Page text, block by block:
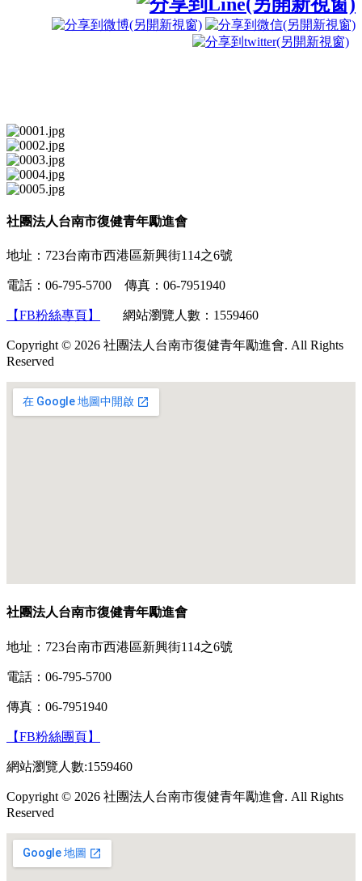
社團法人台南市復健青年勵進會
地址：723台南市西港區新興街114之6號
電話：06-795-5700 傳真：06-7951940
【FB粉絲專頁】 網站瀏覽人數：1559460
Copyright © 2026 社團法人台南市復健青年勵進會. All Rights
Reserved
社團法人台南市復健青年勵進會
地址：723台南市西港區新興街114之6號
電話：06-795-5700
傳真：06-7951940
【FB粉絲團頁】
網站瀏覽人數:1559460
Copyright © 2026 社團法人台南市復健青年勵進會. All Rights
Reserved